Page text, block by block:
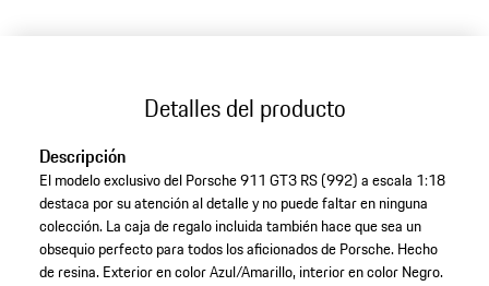
Detalles del producto
Descripción
El modelo exclusivo del Porsche 911 GT3 RS (992) a escala 1:18
destaca por su atención al detalle y no puede faltar en ninguna
colección. La caja de regalo incluida también hace que sea un
obsequio perfecto para todos los aficionados de Porsche. Hecho
de resina. Exterior en color Azul/Amarillo, interior en color Negro.